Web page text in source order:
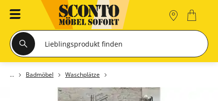
Badmöbel Waschplätze